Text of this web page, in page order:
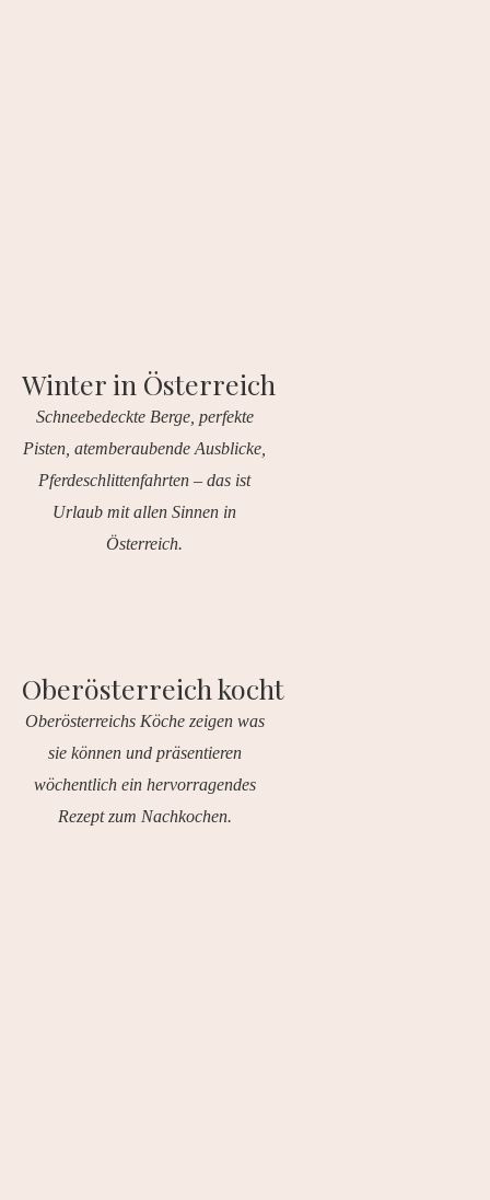
Winter in Österreich
Schneebedeckte Berge, perfekte
Pisten, atemberaubende Ausblicke,
Pferdeschlittenfahrten – das ist
Urlaub mit allen Sinnen in
Österreich.
Oberösterreich kocht
Oberösterreichs Köche zeigen was
sie können und präsentieren
wöchentlich ein hervorragendes
Rezept zum Nachkochen.